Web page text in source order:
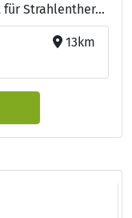
Ärzte: Dr. med. Peter Stoll, Facharzt für Strahlentherapie;Facharzt für diagnostische Radiologie; Facharzt für Allgemeinmedizin; Zusatzbezeichnung Naturheilverfahren - Cristian Rodriguez, Facharzt für Strahlentherapie; Palliativmedizin - Dr. med. Jürgen Gilleßen, Facharzt für Strahlentherapie - Dr. med. Moritz Erichsen, Facharzt für Strahlentherapie
13km